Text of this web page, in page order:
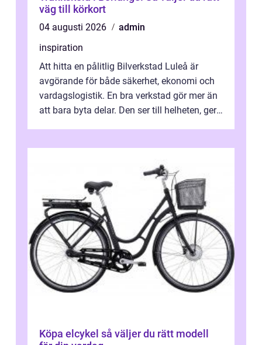
väg till körkort
04 augusti 2026
admin
inspiration
Att hitta en pålitlig Bilverkstad Luleå är
avgörande för både säkerhet, ekonomi och
vardagslogistik. En bra verkstad gör mer än
att bara byta delar. Den ser till helheten, ger
Köpa elcykel så väljer du rätt modell